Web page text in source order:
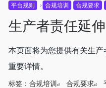
平台规则 合规培训 合规要求
生产者责任延
本页面将为您提供有关生
重要详情。
标签： 合规培训 合规要求